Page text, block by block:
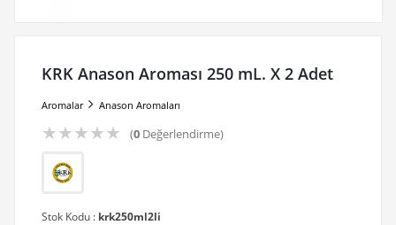
KRK Anason Aroması 250 mL. X 2 Adet
Aromalar Anason Aromaları
★★★★★ (0Değerlendirme)
Stok Kodu : krk250ml2li